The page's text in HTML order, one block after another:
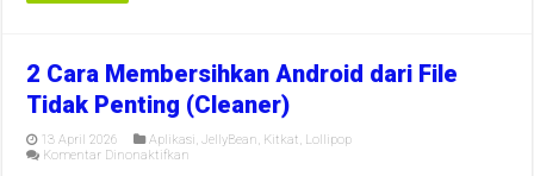
2 Cara Membersihkan Android dari File
Tidak Penting (Cleaner)
13 April 2026 Aplikasi,JellyBean, Kitkat, Lollipop
Komentar Dinonaktifkan